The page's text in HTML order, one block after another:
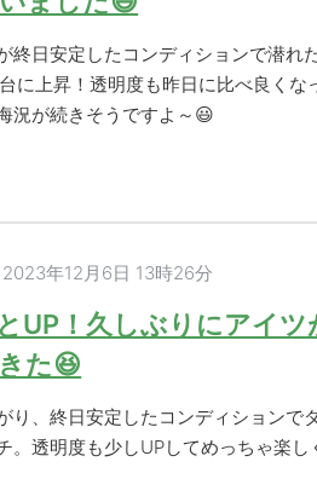
終日安定したコンディションで潜れ
に上昇！透明度も昨日に比べ良くな
況が続きそうですよ～😃
2023年12月6日 13時26分
UP！久しぶりにアイツ
た😆
り、終日安定したコンディションで
。透明度も少しUPしてめっちゃ楽